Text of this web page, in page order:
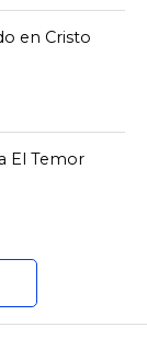
en Cristo
El Temor